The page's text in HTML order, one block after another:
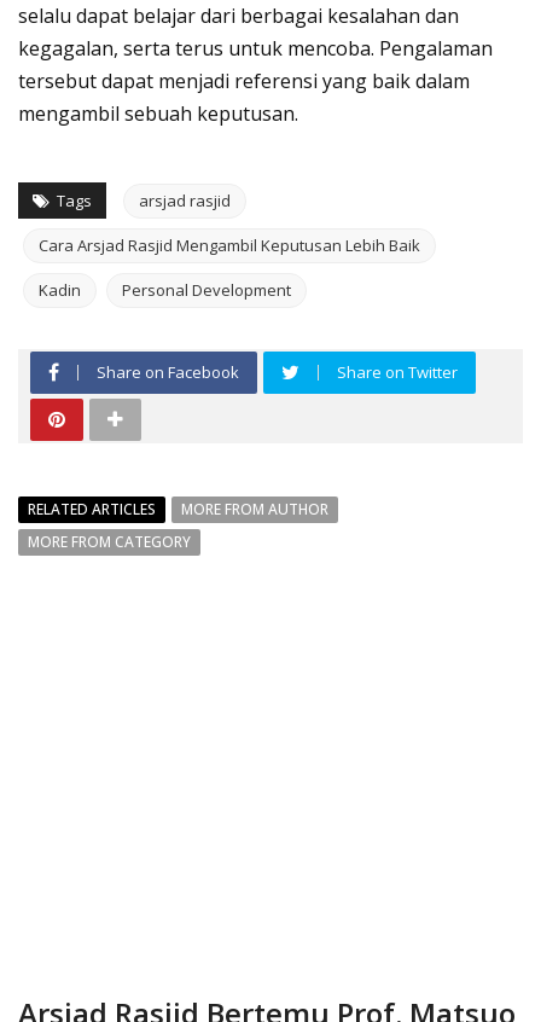
selalu dapat belajar dari berbagai kesalahan dan
kegagalan, serta terus untuk mencoba. Pengalaman
tersebut dapat menjadi referensi yang baik dalam
mengambil sebuah keputusan.
Tags arsjad rasjid
Cara Arsjad Rasjid Mengambil Keputusan Lebih Baik
Kadin Personal Development
Share on Facebook Share on Twitter
RELATED ARTICLES
MORE FROM AUTHOR
MORE FROM CATEGORY
Arsjad Rasjid Bertemu Prof. Matsuo